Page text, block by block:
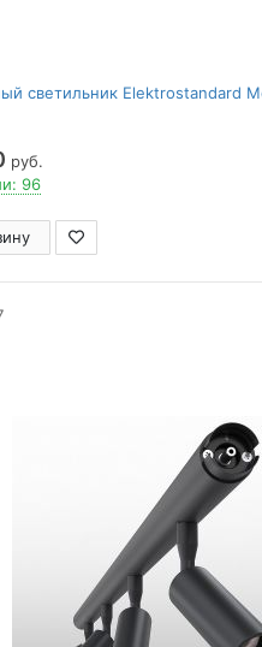
светильник Elektrostandard
руб.
96